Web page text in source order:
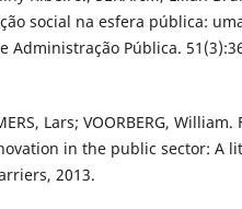
social na esfera pública:
Administração Pública.
Lars; VOORBERG,
in the public sector: A
2013.